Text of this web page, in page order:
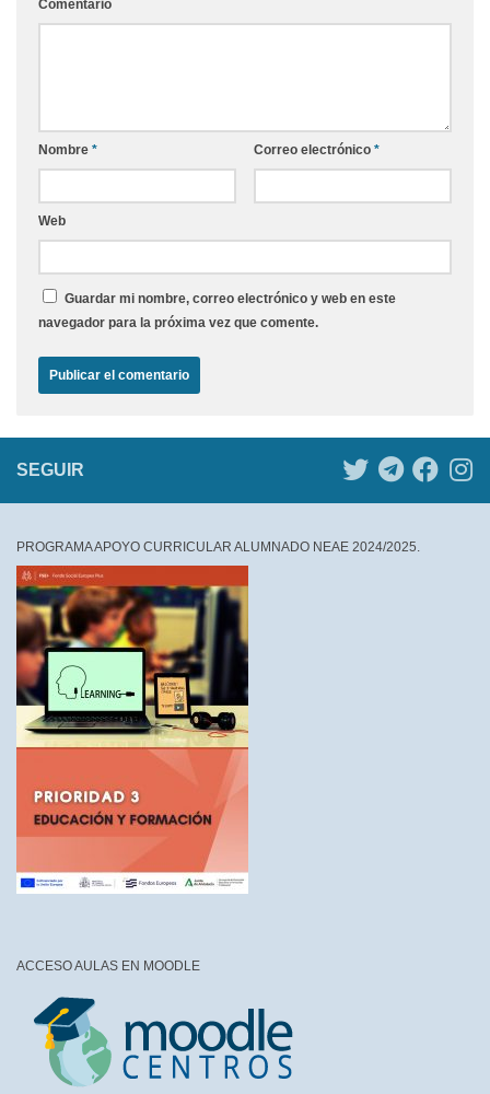
Comentario
Nombre * Correo electrónico *
Web
Guardar mi nombre, correo electrónico y web en este
navegador para la próxima vez que comente.
SEGUIR
PROGRAMA APOYO CURRICULAR ALUMNADO NEAE 2024/2025.
ACCESO AULAS EN MOODLE